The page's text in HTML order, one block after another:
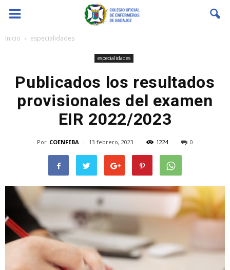
Coenfeba
Inicio especialidades
especialidades
Publicados los resultados
provisionales del examen
EIR 2022/2023
Por COENFEBA - 13 febrero, 2023 1224 0